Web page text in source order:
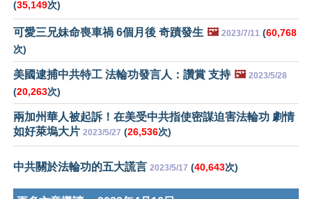
(35,149次)
可愛三兄妹命喪車禍 6個月後 奇蹟發生 🖼️ 2023/7/11 (60,768
次)
美國逮捕中共特工 法輪功發言人：讚賞 支持 🖼️ 2023/5/28
(20,263次)
兩加州華人被起訴！在美受中共指使密謀迫害法輪功 劇情
如好萊塢大片 2023/5/27 (26,536次)
中共關於法輪功的五大謊言 2023/5/17 (40,643次)